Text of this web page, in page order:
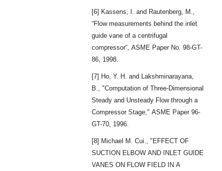
[6] Kassens, I. and Rautenberg, M.,
“Flow measurements behind the inlet
guide vane of a centrifugal
compressor“, ASME Paper No. 98-GT-
86, 1998.
[7] Ho, Y. H. and Lakshminarayana,
B., "Computation of Three-Dimensional
Steady and Unsteady Flow through a
Compressor Stage," ASME Paper 96-
GT-70, 1996.
[8] Michael M. Cui., "EFFECT OF
SUCTION ELBOW AND INLET GUIDE
VANES ON FLOW FIELD IN A